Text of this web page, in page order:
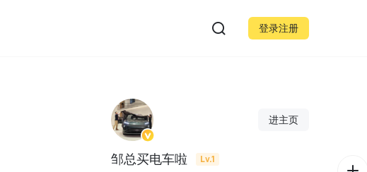
登录注册
进主页
邹总买电车啦 Lv.1